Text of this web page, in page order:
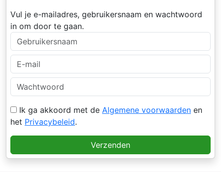
Vul je e-mailadres, gebruikersnaam en wachtwoord
in om door te gaan.
Ik ga akkoord met de Algemene voorwaarden en
het Privacybeleid.
Verzenden